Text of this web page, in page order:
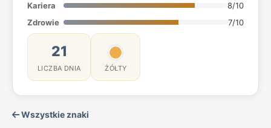
Kariera
8/10
Zdrowie
7/10
21
LICZBA DNIA ŻÓŁTY
Wszystkie znaki